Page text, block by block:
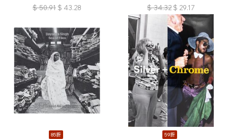
$ 50.91 $ 43.28
$ 34.32 $ 29.17
85折 59折